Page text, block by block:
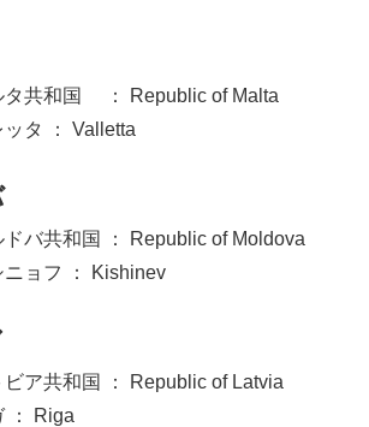
タ共和国 ： Republic of Malta
ッタ ： Valletta
ドバ共和国 ： Republic of Moldova
ニョフ ： Kishinev
ビア共和国 ： Republic of Latvia
： Riga